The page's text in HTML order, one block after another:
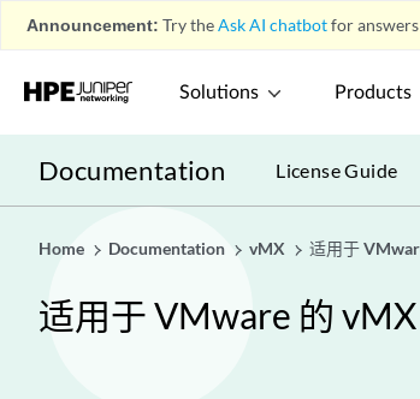
Announcement: Try theAsk AI chatbotfor
Solutions Products
Documentation License Guide
Home Documentation vMX 适用于
适用于 VMware 的